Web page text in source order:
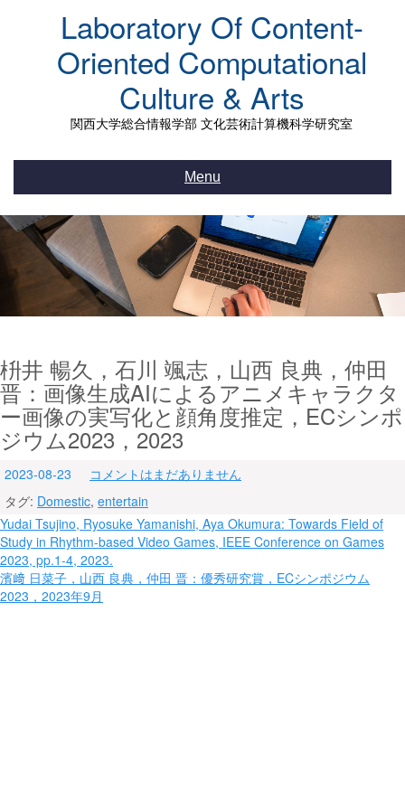
Laboratory Of Content-
Oriented Computational
Culture & Arts
関西大学総合情報学部 文化芸術計算機科学研究室
Menu
枡井 暢久，石川 颯志，山西 良典，仲田
晋：画像生成AIによるアニメキャラクタ
ー画像の実写化と顔角度推定，ECシンポ
ジウム2023，2023
2023-08-23
コメントはまだありません
タグ: Domestic, entertain
投
稿
ナ
Yudai Tsujino, Ryosuke Yamanishi, Aya Okumura: Towards Field of
Study in Rhythm-based Video Games, IEEE Conference on Games
2023, pp.1-4, 2023.
濱﨑 日菜子，山西 良典，仲田 晋：優秀研究賞，ECシンポジウム
2023，2023年9月